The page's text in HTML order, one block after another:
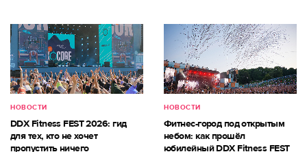
НОВОСТИ
DDX Fitness FEST 2026: гид
для тех, кто не хочет
пропустить ничего
НОВОСТИ
Фитнес-город под открытым
небом: как прошёл
юбилейный DDX Fitness FEST